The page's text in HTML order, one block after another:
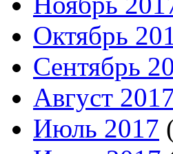
Октябрь
Сентябрь
Август
Июль 2017